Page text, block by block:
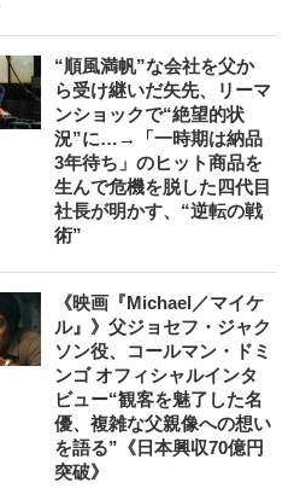
“順風満帆”な会社を父か
ら受け継いだ矢先、リーマ
ンショックで“絶望的状
況”に…→「一時期は納品
3年待ち」のヒット商品を
生んで危機を脱した四代目
社長が明かす、“逆転の戦
術”
《映画『Michael／マイケ
ル』》父ジョセフ・ジャク
ソン役、コールマン・ドミ
ンゴ オフィシャルインタ
ビュー“観客を魅了した名
優、複雑な父親像への想い
を語る”《日本興収70億円
突破》